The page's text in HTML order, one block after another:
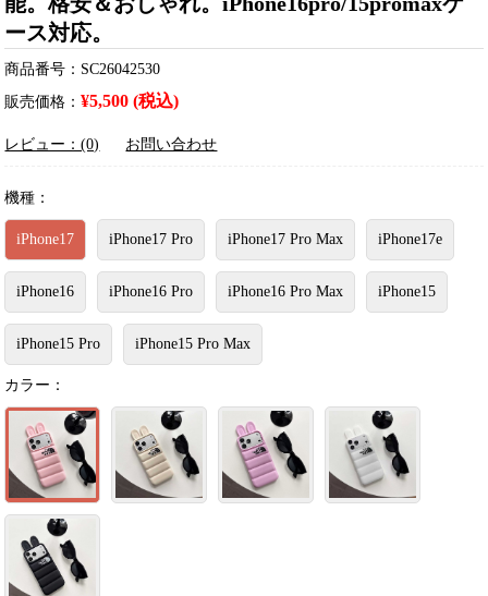
ース対応。
商品番号：SC26042530
販売価格：¥5,500 (税込)
レビュー：(0) お問い合わせ
機種：
iPhone17 iPhone17 Pro iPhone17 Pro Max iPhone17e
iPhone16 iPhone16 Pro iPhone16 Pro Max iPhone15
iPhone15 Pro iPhone15 Pro Max
カラー：